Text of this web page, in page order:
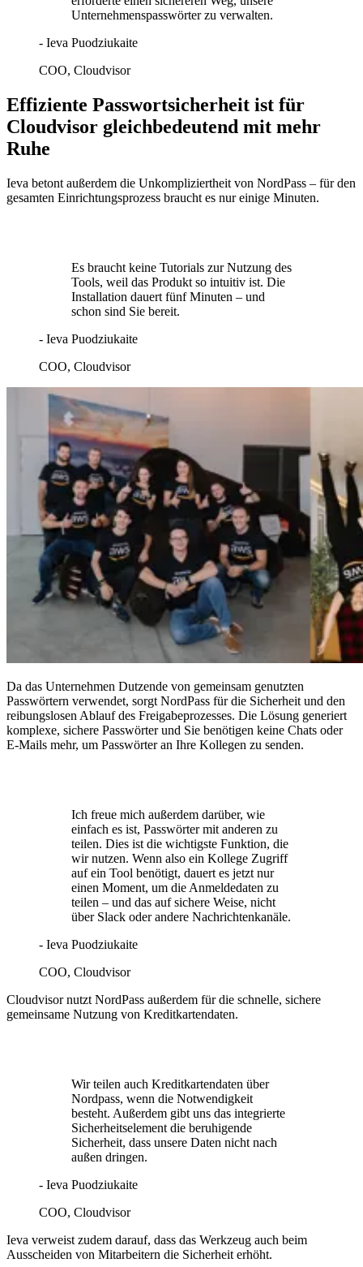
Unternehmenspasswörter zu verwalten.
- Ieva Puodziukaite
COO, Cloudvisor
Effiziente Passwortsicherheit ist für
Cloudvisor gleichbedeutend mit mehr
Ruhe
Ieva betont außerdem die Unkompliziertheit von NordPass – für den
gesamten Einrichtungsprozess braucht es nur einige Minuten.
Es braucht keine Tutorials zur Nutzung des
Tools, weil das Produkt so intuitiv ist. Die
Installation dauert fünf Minuten – und
schon sind Sie bereit.
- Ieva Puodziukaite
COO, Cloudvisor
Da das Unternehmen Dutzende von gemeinsam genutzten
Passwörtern verwendet, sorgt NordPass für die Sicherheit und den
reibungslosen Ablauf des Freigabeprozesses. Die Lösung generiert
komplexe, sichere Passwörter und Sie benötigen keine Chats oder
E-Mails mehr, um Passwörter an Ihre Kollegen zu senden.
Ich freue mich außerdem darüber, wie
einfach es ist, Passwörter mit anderen zu
teilen. Dies ist die wichtigste Funktion, die
wir nutzen. Wenn also ein Kollege Zugriff
auf ein Tool benötigt, dauert es jetzt nur
einen Moment, um die Anmeldedaten zu
teilen – und das auf sichere Weise, nicht
über Slack oder andere Nachrichtenkanäle.
- Ieva Puodziukaite
COO, Cloudvisor
Cloudvisor nutzt NordPass außerdem für die schnelle, sichere
gemeinsame Nutzung von Kreditkartendaten.
Wir teilen auch Kreditkartendaten über
Nordpass, wenn die Notwendigkeit
besteht. Außerdem gibt uns das integrierte
Sicherheitselement die beruhigende
Sicherheit, dass unsere Daten nicht nach
außen dringen.
- Ieva Puodziukaite
COO, Cloudvisor
Ieva verweist zudem darauf, dass das Werkzeug auch beim
Ausscheiden von Mitarbeitern die Sicherheit erhöht.